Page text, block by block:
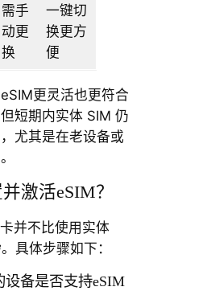
需手
动更
换
一键切
换更方
便
更灵活也更符合
短期内实体 SIM 仍
尤其是在老设备或
激活eSIM？
并不比使用实体
具体步骤如下：
设备是否支持eSIM